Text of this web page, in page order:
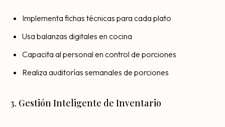
Implementa fichas técnicas para cada plato
Usa balanzas digitales en cocina
Capacita al personal en control de porciones
Realiza auditorías semanales de porciones
3. Gestión Inteligente de Inventario